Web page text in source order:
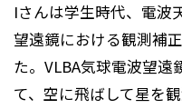
Iさんは学生時代、電波
望遠鏡における観測補
た。VLBA気球電波望遠
て、空に飛ばして星を